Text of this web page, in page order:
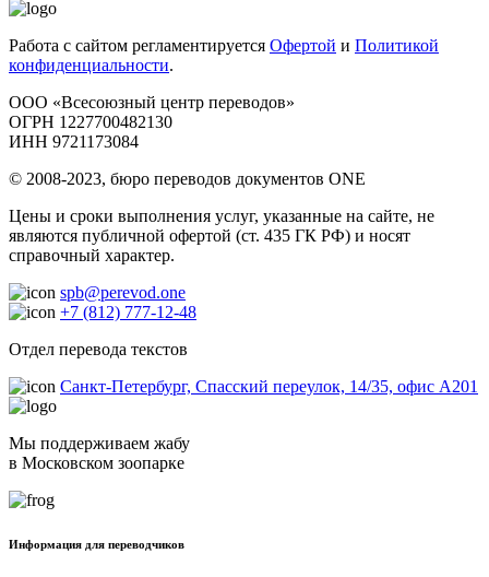
Работа с сайтом регламентируется Офертой и Политикой
конфиденциальности.
ООО «Всесоюзный центр переводов»
ОГРН 1227700482130
ИНН 9721173084
© 2008-2023, бюро переводов документов ONE
Цены и сроки выполнения услуг, указанные на сайте, не
являются публичной офертой (ст. 435 ГК РФ) и носят
справочный характер.
spb@perevod.one
+7 (812) 777-12-48
Отдел перевода текстов
Санкт-Петербург, Спасский переулок, 14/35, офис А201
Мы поддерживаем жабу
в Московском зоопарке
Информация для переводчиков